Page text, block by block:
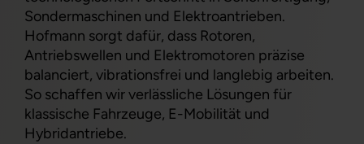
Sondermaschinen und Elektroantrieben.
Hofmann sorgt dafür, dass Rotoren,
Antriebswellen und Elektromotoren präzise
balanciert, vibrationsfrei und langlebig arbeiten.
So schaffen wir verlässliche Lösungen für
klassische Fahrzeuge, E-Mobilität und
Hybridantriebe.